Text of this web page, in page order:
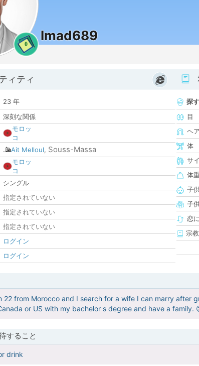
0
Imad689
ィティ
23 年
深刻な関係
モロッ
コ
Ait Melloul, Souss-Massa
モロッ
コ
シングル
指定されていない
指定されていない
指定されていない
ログイン
ログイン
探す
目
ヘア
体
サ
体重
子
子
恋
宗教
22 from Morocco and I search for a wife I can marry after
or US with my bachelor s degree and have a family.
すること
drink